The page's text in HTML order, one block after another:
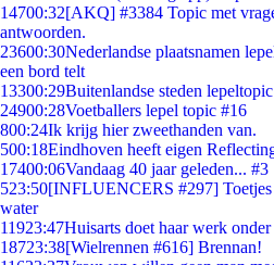
14700:32[AKQ] #3384 Topic met
antwoorden.
23600:30Nederlandse plaatsnamen
een bord telt
13300:29Buitenlandse steden
24900:28Voetballers lepel topic #16
800:24Ik krijg hier zweethanden van.
500:18Eindhoven heeft eigen
17400:06Vandaag 40 jaar geleden... #3
523:50[INFLUENCERS #297]
water
11923:47Huisarts doet haar werk
18723:38[Wielrennen #616] Brennan!